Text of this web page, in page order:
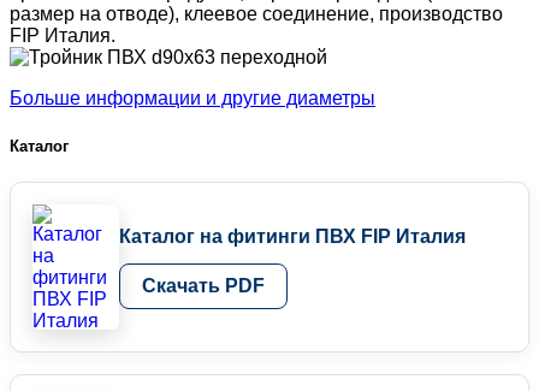
размер на отводе), клеевое соединение, производство
FIP Италия.
Больше информации и другие диаметры
Каталог
Каталог на фитинги ПВХ FIP Италия
Скачать PDF